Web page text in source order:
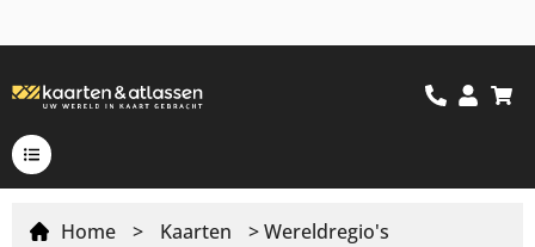
Home > Kaarten > Wereldregio's